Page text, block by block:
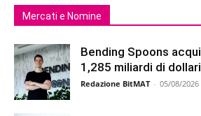
Mercati e Nomine
Bending Spoons
1,285 miliardi di dollari
Redazione BitMAT - 05/08/2026